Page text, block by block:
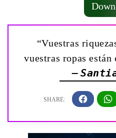
“Vuestras
vuestras ropas
—